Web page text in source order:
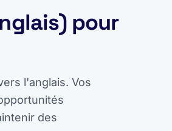
pour
l'anglais. Vos
des